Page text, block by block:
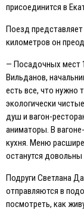
присоединится в
Поезд
километров он
— Посадочных мест
Вильданов,
есть все, что нужно
экологически
душ и вагон-
аниматоры. В
кухня. Меню
останутся довольны
Подруги Светлана
отправляются в
посмотреть, как